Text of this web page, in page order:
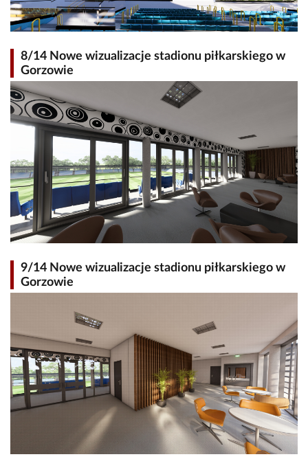
8/14 Nowe wizualizacje stadionu piłkarskiego w
Gorzowie
9/14 Nowe wizualizacje stadionu piłkarskiego w
Gorzowie